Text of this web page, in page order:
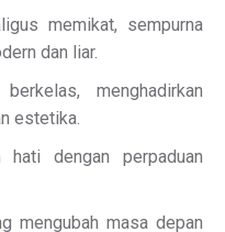
memikat, sempurna
dan liar.
menghadirkan
estetika.
hati dengan perpaduan
mengubah masa depan